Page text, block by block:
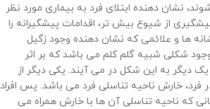
نشان دهنده ابتلای فرد به بیماری مورد نظر
از شیوع بیش تر، اقدامات پیشگیرانه را
ها و علائمی که نشان دهنده وجود زگیل
شکلی شبیه گلم کلم می باشد که بر اثر
دیگر به این شکل در می آیند. یکی دیگر از
فرد، خارش ناحیه تناسلی فرد می باشد. پس افراد
که ناحیه تناسلی آن ها با خارش همراه می